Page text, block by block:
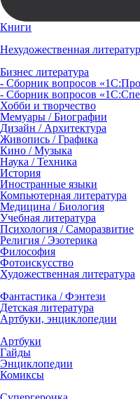
Книги
Нехудожественная
Бизнес литература
- Сборник вопросов
- Сборник вопросов
Хобби и творчество
Мемуары / Биографии
Дизайн / Архитектура
Живопись / Графика
Кино / Музыка
Наука / Техника
История
Иностранные языки
Компьютерная литература
Медицина / Биология
Учебная литература
Психология / Саморазвитие
Религия / Эзотерика
Философия
Фотоискусство
Художественная литература
Фантастика / Фэнтези
Детская литература
Артбуки, энциклопедии
Артбуки
Гайды
Энциклопедии
Комиксы